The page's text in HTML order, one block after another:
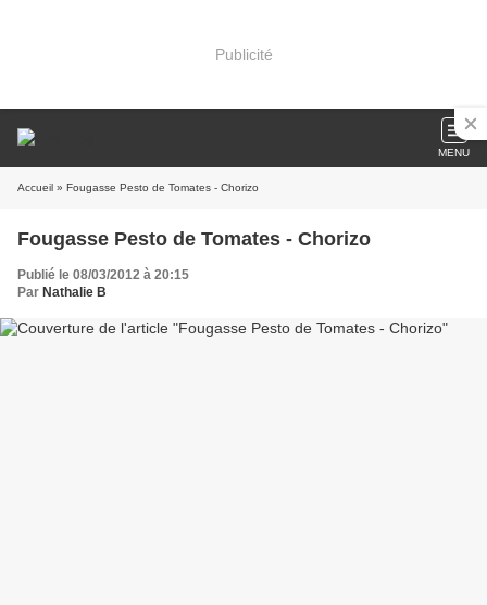
Publicité
MENU
Accueil » Fougasse Pesto de Tomates - Chorizo
Fougasse Pesto de Tomates - Chorizo
Publié le 08/03/2012 à 20:15
Par Nathalie B